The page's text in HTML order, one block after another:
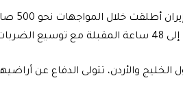
والأردن، تتولى الدفاع عن